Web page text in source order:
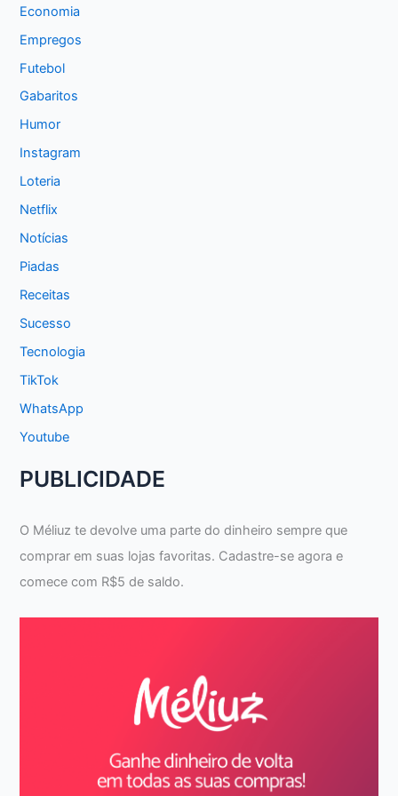
Economia
Empregos
Futebol
Gabaritos
Humor
Instagram
Loteria
Netflix
Notícias
Piadas
Receitas
Sucesso
Tecnologia
TikTok
WhatsApp
Youtube
PUBLICIDADE
O Méliuz te devolve uma parte do dinheiro sempre que
comprar em suas lojas favoritas. Cadastre-se agora e
comece com R$5 de saldo.